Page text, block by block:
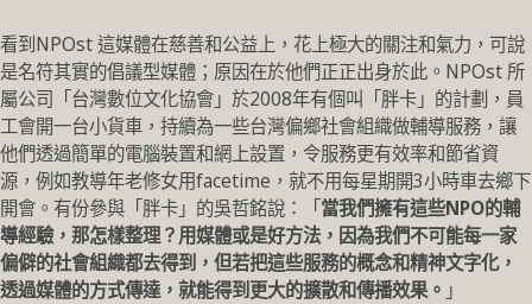
看到NPOst 這媒體在慈善和公益上，花上極大的關注和氣力，可說
是名符其實的倡議型媒體；原因在於他們正正出身於此。NPOst 所
屬公司「台灣數位文化協會」於2008年有個叫「胖卡」的計劃，員
工會開一台小貨車，持續為一些台灣偏鄉社會組織做輔導服務，讓
他們透過簡單的電腦裝置和網上設置，令服務更有效率和節省資
源，例如教導年老修女用facetime，就不用每星期開3小時車去鄉下
開會。有份參與「胖卡」的吳哲銘說：「當我們擁有這些NPO的輔
導經驗，那怎樣整理？用媒體或是好方法，因為我們不可能每一家
偏僻的社會組織都去得到，但若把這些服務的概念和精神文字化，
透過媒體的方式傳達，就能得到更大的擴散和傳播效果。 」